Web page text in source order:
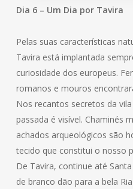
Dia 6 – Um Dia por Tavira
Pelas suas características
Tavira está implantada
curiosidade dos europeus.
romanos e mouros
Nos recantos secretos da
passada é visível. Chaminés
achados arqueológicos são
tecido que constitui o nosso
De Tavira, continue até
de branco dão para a bela